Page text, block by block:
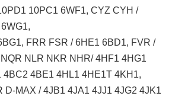
10PC1 6WF1, CYZ CYH /
FRR FSR / 6HE1 6BD1, FVR /
NLR NKR NHR/ 4HF1 4HG1
4BE1 4HL1 4HE1T 4KH1,
D-MAX / 4JB1 4JA1 4JJ1 4JG2 4JK1